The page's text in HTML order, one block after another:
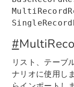
#
リスト、テーブ
ナリオに使用しま